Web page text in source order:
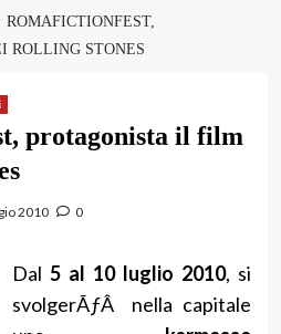
ROMAFICTIONFEST,
ROLLING STONES
protagonista il film
2010 0
Dal 5 al 10 luglio 2010, si
svolgerÃƒÂ nella capitale